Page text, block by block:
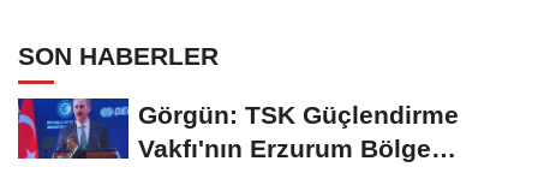
SON HABERLER
Görgün: TSK Güçlendirme
Vakfı'nın Erzurum Bölge